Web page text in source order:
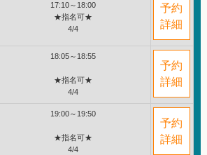
17:10～18:00
★指名可★
4/4
予約
詳細
18:05～18:55
★指名可★
4/4
予約
詳細
19:00～19:50
★指名可★
4/4
予約
詳細